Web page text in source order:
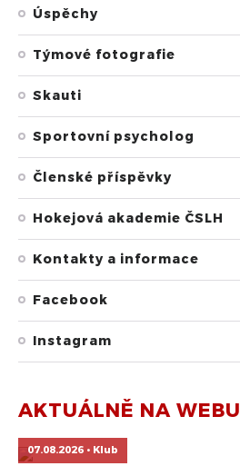
Úspěchy
Týmové fotografie
Skauti
Sportovní psycholog
Členské příspěvky
Hokejová akademie ČSLH
Kontakty a informace
Facebook
Instagram
AKTUÁLNĚ NA WEBU
07.08.2026 • Klub